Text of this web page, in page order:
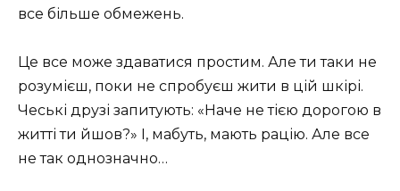
все більше обмежень.
Це все може здаватися простим. Але ти таки не
розумієш, поки не спробуєш жити в цій шкірі.
Чеські друзі запитують: «Наче не тією дорогою в
житті ти йшов?» І, мабуть, мають рацію. Але все
не так однозначно…